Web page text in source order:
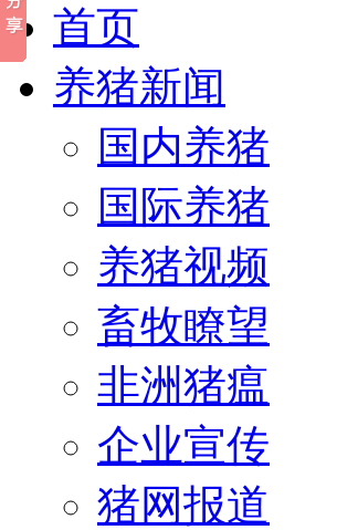
首页
养猪新闻
国内养猪
国际养猪
养猪视频
畜牧瞭望
非洲猪瘟
企业宣传
猪网报道